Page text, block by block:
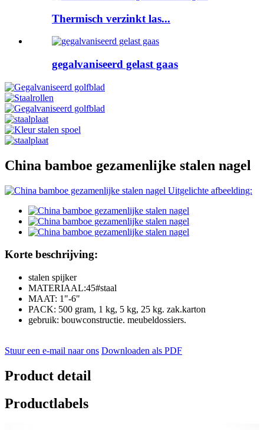
Thermisch verzinkt las...
gegalvaniseerd gelast gaas
China bamboe gezamenlijke stalen nagel
Korte beschrijving:
stalen spijker
MATERIAAL:45#staal
MAAT: 1"-6"
PACK: 500 gram, 1 kg, 5 kg, 25 kg. zak.karton
gebruik: bouwconstructie. meubeldossiers.
Stuur een e-mail naar ons Downloaden als PDF
Product detail
Productlabels